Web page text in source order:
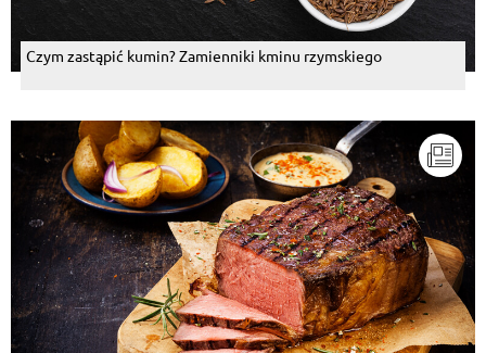
Czym zastąpić kumin? Zamienniki kminu rzymskiego